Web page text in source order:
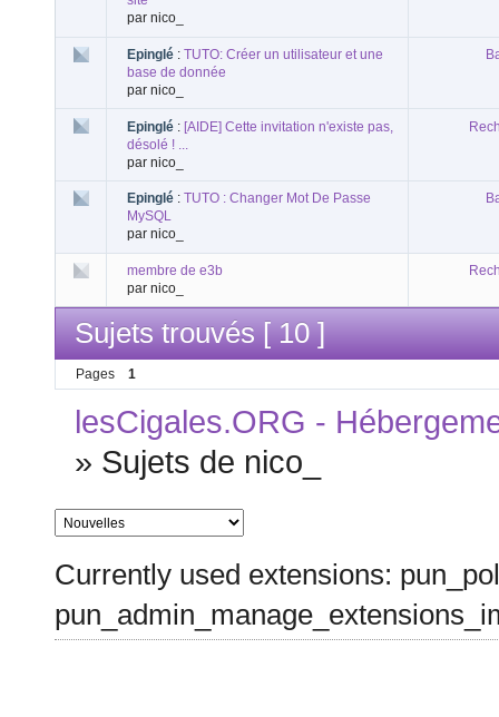
par nico_
Epinglé : TUTO: Créer un utilisateur et une
base de donnée
par nico_
Epinglé : [AIDE] Cette invitation n'existe pas,
désolé ! ...
par nico_
Epinglé : TUTO : Changer Mot De Passe
MySQL
par nico_
membre de e3b
par nico_
Sujets trouvés [ 10 ]
Pages 1
lesCigales.ORG -
» Sujets de nico_
Currently used extensions: